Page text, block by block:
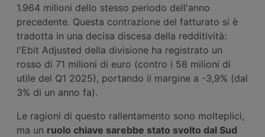
1.964 milioni dello stesso periodo dell'anno
precedente. Questa contrazione del fatturato si è
tradotta in una decisa discesa della redditività:
l'Ebit Adjusted della divisione ha registrato un
rosso di 71 milioni di euro (contro i 58 milioni di
utile del Q1 2025), portando il margine a -3,9% (dal
3% di un anno fa).
Le ragioni di questo rallentamento sono molteplici,
ma un ruolo chiave sarebbe stato svolto dal Sud